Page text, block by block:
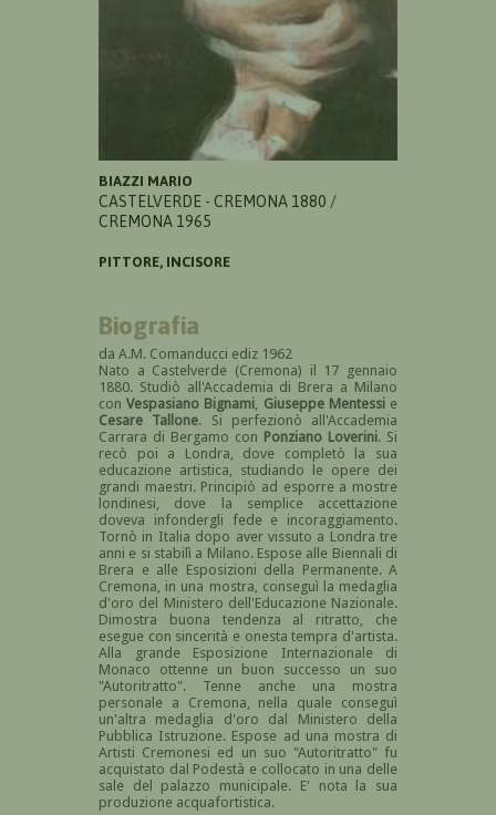
BIAZZI MARIO
CASTELVERDE - CREMONA 1880 /
CREMONA 1965
PITTORE, INCISORE
Biografia
da A.M. Comanducci ediz 1962
Nato a Castelverde (Cremona) il 17 gennaio
1880. Studiò all'Accademia di Brera a Milano
conVespasiano Bignami, Giuseppe Mentessie
Cesare Tallone. Si perfezionò all'Accademia
Carrara di Bergamo con Ponziano Loverini. Si
recò poi a Londra, dove completò la sua
educazione artistica, studiando le opere dei
grandi maestri. Principiò ad esporre a mostre
londinesi, dove la semplice accettazione
doveva infondergli fede e incoraggiamento.
Tornò in Italia dopo aver vissuto a Londra tre
anni e si stabilì a Milano. Espose alle Biennali di
Brera e alle Esposizioni della Permanente. A
Cremona, in una mostra, conseguì la medaglia
d'oro del Ministero dell'Educazione Nazionale.
Dimostra buona tendenza al ritratto, che
esegue con sincerità e onesta tempra d'artista.
Alla grande Esposizione Internazionale di
Monaco ottenne un buon successo un suo
"Autoritratto". Tenne anche una mostra
personale a Cremona, nella quale conseguì
un'altra medaglia d'oro dal Ministero della
Pubblica Istruzione. Espose ad una mostra di
Artisti Cremonesi ed un suo "Autoritratto" fu
acquistato dal Podestà e collocato in una delle
sale del palazzo municipale. E' nota la sua
produzione acquafortistica.